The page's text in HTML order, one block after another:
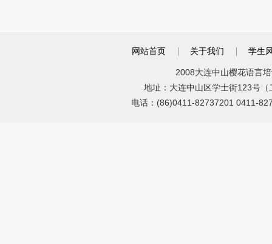
网站首页 关于我们 学生
2008大连中山樱花语言
地址：大连中山区学士街123号
电话：(86)0411-82737201 0411-